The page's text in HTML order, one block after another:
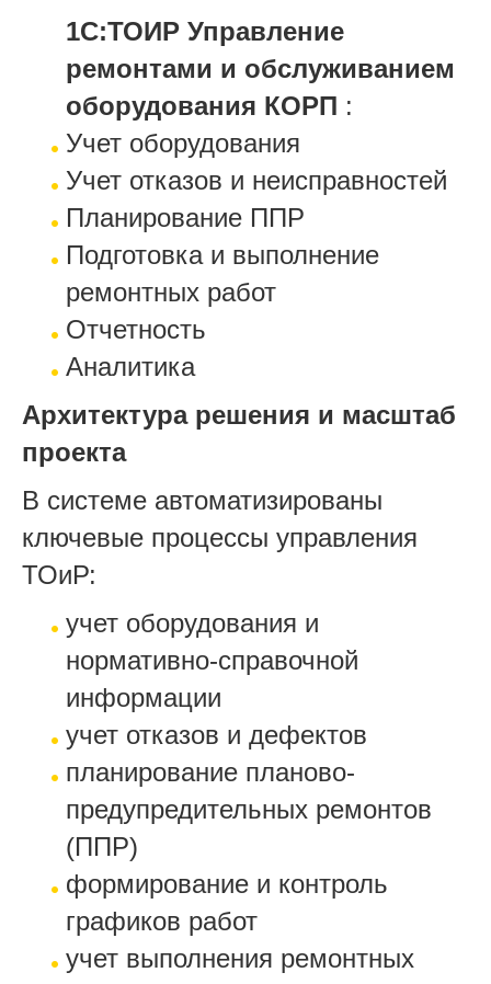
1С:ТОИР Управление
ремонтами и обслуживанием
оборудования КОРП :
Учет оборудования
Учет отказов и неисправностей
Планирование ППР
Подготовка и выполнение
ремонтных работ
Отчетность
Аналитика
Архитектура решения и масштаб
проекта
В системе автоматизированы
ключевые процессы управления
ТОиР:
учет оборудования и
нормативно-справочной
информации
учет отказов и дефектов
планирование планово-
предупредительных ремонтов
(ППР)
формирование и контроль
графиков работ
учет выполнения ремонтных